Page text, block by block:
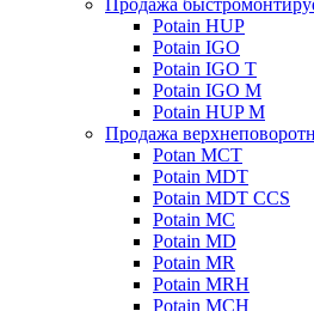
Продажа
Potain HUP
Potain IGO
Potain IGO T
Potain IGO M
Potain HUP M
Продажа
Potan MCT
Potain MDT
Potain MDT CCS
Potain MC
Potain MD
Potain MR
Potain MRH
Potain MCH